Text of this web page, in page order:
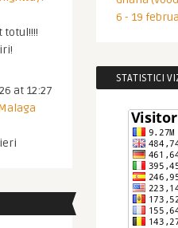
at 12:27
6 - 19
STATISTICI